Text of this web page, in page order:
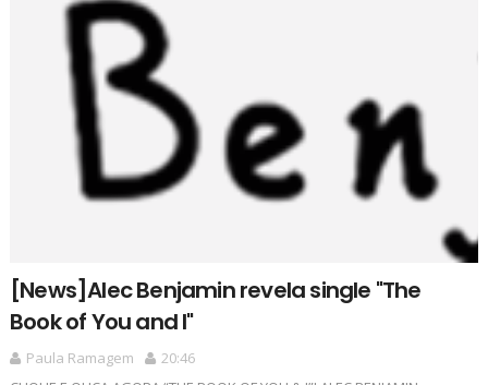
[News]Alec Benjamin revela single "The
Book of You and I"
Paula Ramagem
20:46